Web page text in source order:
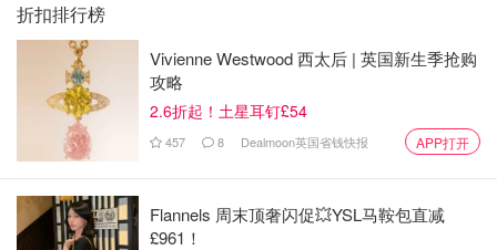
Dr.Martens品牌马丁靴的孔数对应了马丁靴的高度。孔数越
大，靴子高度越高，对腿型的要求也就相对越苛刻。比如：
3孔的马丁靴高度6cm
6孔的马丁靴高度为12cm
10孔的马丁靴高度为19cm
折扣排行榜
Vivienne Westwood 西太后 | 英国新生季抢购
攻略
2.6折起！土星耳钉£54
457 8 Dealmoon英国省钱快报 APP打开
Flannels 周末顶奢闪促💥YSL马鞍包直减
£961！